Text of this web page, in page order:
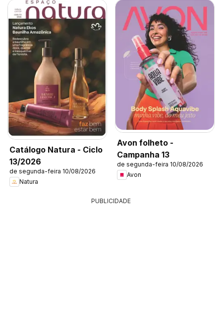
Catálogo Natura - Ciclo
13/2026
de segunda-feira 10/08/2026
Natura
Avon folheto -
Campanha 13
de segunda-feira 10/08/2026
Avon
PUBLICIDADE